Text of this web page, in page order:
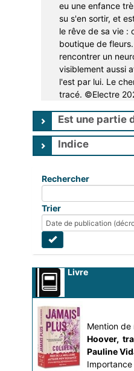
eu une enfance
su s'en sortir, et
le rêve de sa vie :
boutique de
rencontrer un
visiblement aussi
l'est par lui. Le
tracé. ©Electre
Est une partie
Indice
Rechercher
Trier
Livre
Mention de
Hoover,
Pauline